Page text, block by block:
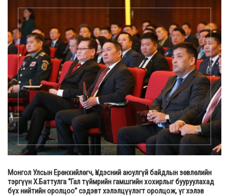
Монгол Улсын Ерөнхийлөгч, Үндэсний аюулгүй байдлын зөвлөлийн
тэргүүн Х.Баттулга “Гал түймрийн гамшгийн хохирлыг бууруулахад
бүх нийтийн оролцоо” сэдэвт хэлэлцүүлэгт оролцож, үг хэлэв